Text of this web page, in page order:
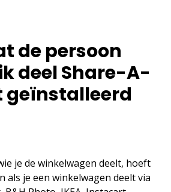
de persoon
deel Share-A-
geïnstalleerd
je de winkelwagen deelt, hoeft
als je een winkelwagen deelt via